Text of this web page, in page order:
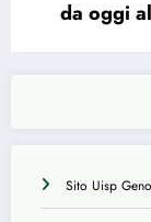
Sito Uisp
da oggi